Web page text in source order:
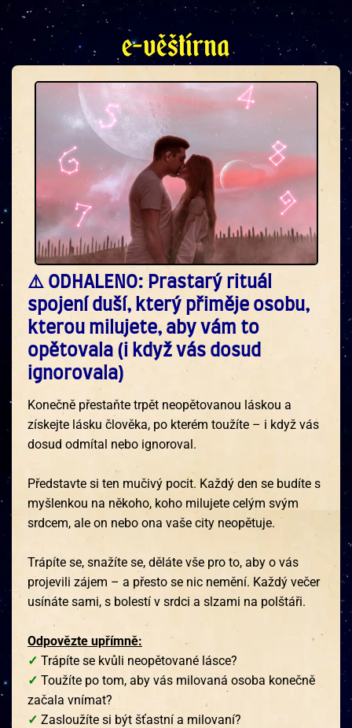
⚠️ ODHALENO: Prastarý rituál
spojení duší, který přiměje osobu,
kterou milujete, aby vám to
opětovala (i když vás dosud
ignorovala)
Konečně přestaňte trpět neopětovanou láskou a
získejte lásku člověka, po kterém toužíte – i když vás
dosud odmítal nebo ignoroval.
Představte si ten mučivý pocit. Každý den se budíte s
myšlenkou na někoho, koho milujete celým svým
srdcem, ale on nebo ona vaše city neopětuje.
Trápíte se, snažíte se, děláte vše pro to, aby o vás
projevili zájem – a přesto se nic nemění. Každý večer
usínáte sami, s bolestí v srdci a slzami na polštáři.
Odpovězte upřímně:
✓ Trápíte se kvůli neopětované lásce?
✓ Toužíte po tom, aby vás milovaná osoba konečně
začala vnímat?
✓ Zasloužíte si být šťastní a milovaní?